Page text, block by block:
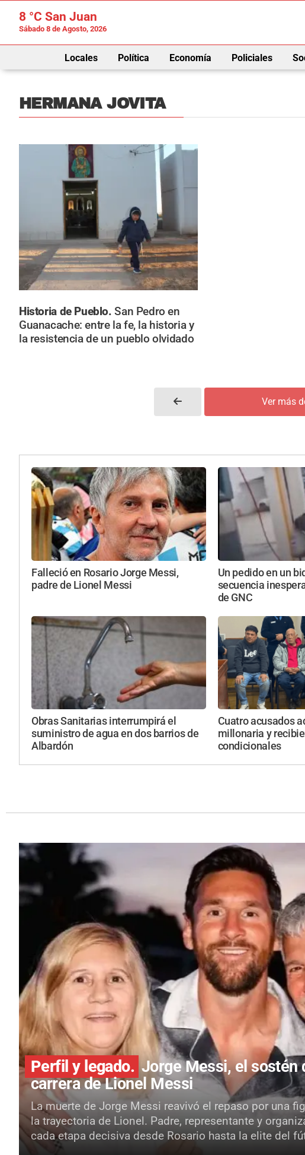
8 °C San Juan
Sábado 8 de Agosto, 2026
Locales Política Economía Policiales
HERMANA JOVITA
Historia de Pueblo.San Pedro en
Guanacache: entre la fe, la historia y
la resistencia de un pueblo olvidado
Ver más
Falleció en Rosario Jorge Messi,
padre de Lionel Messi
Un pedido en un
secuencia
de GNC
Obras Sanitarias interrumpirá el
suministro de agua en dos barrios de
Albardón
Cuatro acusados
millonaria y
condicionales
Perfil y legado. Jorge Messi, el sostén
carrera de Lionel Messi
La muerte de Jorge Messi reavivó el repaso por una
la trayectoria de Lionel. Padre, representante y
cada etapa decisiva desde Rosario hasta la elite del